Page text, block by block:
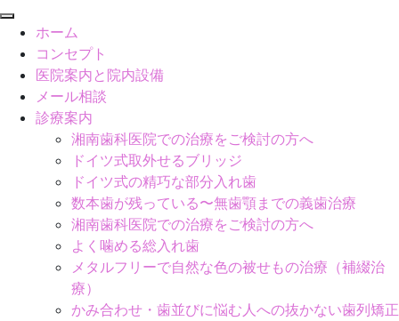
ホーム
コンセプト
医院案内と院内設備
メール相談
診療案内
湘南歯科医院での治療をご検討の方へ
ドイツ式取外せるブリッジ
ドイツ式の精巧な部分入れ歯
数本歯が残っている〜無歯顎までの義歯治療
湘南歯科医院での治療をご検討の方へ
よく噛める総入れ歯
メタルフリーで自然な色の被せもの治療（補綴治
療）
かみ合わせ・歯並びに悩む人への抜かない歯列矯正